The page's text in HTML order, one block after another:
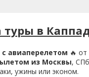
туры в
авиаперелетом 🔥 от
из Москвы,
ужины или эконом.